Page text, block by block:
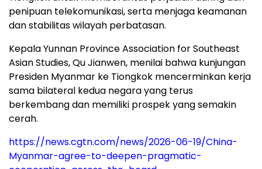
penipuan telekomunikasi, serta menjaga keamanan
dan stabilitas wilayah perbatasan.
Kepala Yunnan Province Association for Southeast
Asian Studies, Qu Jianwen, menilai bahwa kunjungan
Presiden Myanmar ke Tiongkok mencerminkan kerja
sama bilateral kedua negara yang terus
berkembang dan memiliki prospek yang semakin
cerah.
https://news.cgtn.com/news/2026-06-19/China-
Myanmar-agree-to-deepen-pragmatic-